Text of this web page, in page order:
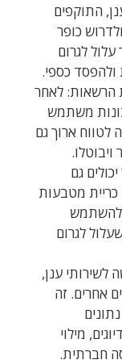
התוקפים
כופר
לגרום
כספי.
הרשאות: לאחר
משתמש
ארוך גם
גם
מטבעות
להשתמש
לגרום
לשירותי ענן,
אחרים. זה
מילוי
חברתית.